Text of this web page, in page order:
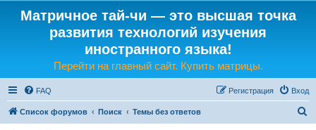
Матричное тай-чи — это высшая точка
развития технологий изучения
иностранного языка!
Перейти на главный сайт. Купить матрицы.
FAQ Вход
Регистрация
Список форумов Поиск Темы без ответов